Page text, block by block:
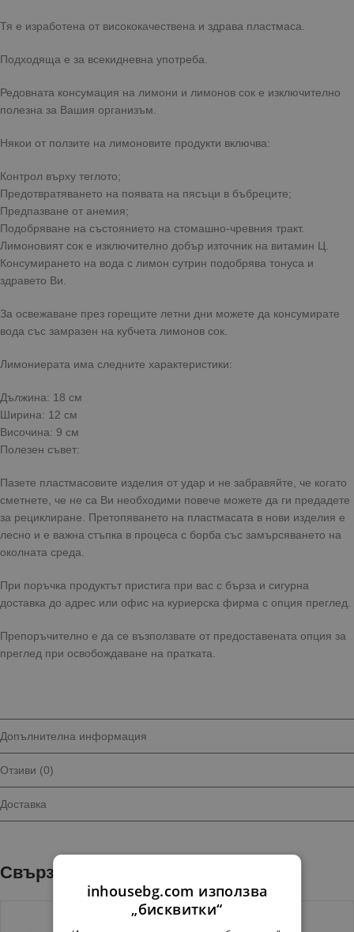
Тя е изработена от висококачествена и здрава пластмаса.
Подходяща е за всекидневна употреба.
Редовната консумация на лимони и лимонов сок е изключително
полезна за Вашия организъм.
Някои от ползите на лимоновите продукти включва:
Контрол върху теглото;
Предотвратяването на появата на пясъци в бъбреците;
Предпазване от анемия;
Подобряване на състоянието на стомашно-чревния тракт.
Лимоновият сок е изключително добър източник на витамин Ц.
Консумирането на вода с лимон сутрин подобрява тонуса и
здравето Ви.
За освежаване през горещите летни дни можете да консумирате
вода със замразен на кубчета лимонов сок.
Лимониерата има следните характеристики:
Дължина: 18 см
Ширина: 12 см
Височина: 9 см
Полезен съвет:
Пазете пластмасовите изделия от удар и не забравяйте, че когато
сметнете, че не са Ви необходими повече можете да ги предадете
за рециклиране. Претопяването на пластмасата в нови изделия е
лесно и е важна стъпка в процеса с борба със замърсяването на
околната среда.
При поръчка продуктът пристига при вас с бърза и сигурна
доставка до адрес или офис на куриерска фирма с опция преглед.
Препоръчително е да се възползвате от предоставената опция за
преглед при освобождаване на пратката.
Допълнителна информация
Отзиви (0)
Доставка
Свързани продукти
inhousebg.com използва
„бисквитки“